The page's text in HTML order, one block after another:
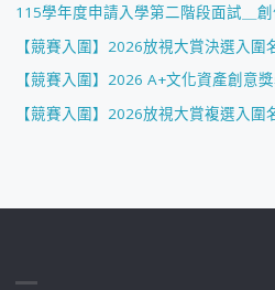
115學年度申請入學第二階段面試＿
【競賽入圍】2026放視大賞決選入圍
【競賽入圍】2026 A+文化資產創意
【競賽入圍】2026放視大賞複選入圍